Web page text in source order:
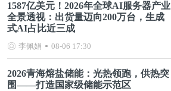
1587亿美元！2026年全球AI服务器产业
全景透视：出货量迈向200万台，生成
式AI占比近三成
李佩娟 08-06 17:30
2026青海熔盐储能：光热领跑，供热突
围——打造国家级储能示范区